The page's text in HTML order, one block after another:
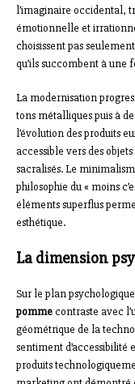
l’imaginaire occidental,
émotionnelle et
choisissent pas seulement
qu’ils succombent à une
La modernisation
tons métalliques puis à
l’évolution des produits
accessible vers des
sacralisés. Le
philosophie du « moins
éléments superflus
esthétique.
La dimension
Sur le plan
pommecontraste avec
géométrique de la
sentiment d’accessibilité
produits